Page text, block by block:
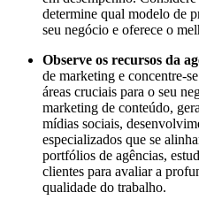
determine qual modelo de
seu negócio e oferece o
Observe os recursos da
de marketing e concentre-
áreas cruciais para o seu
marketing de conteúdo,
mídias sociais,
especializados que se
portfólios de agências,
clientes para avaliar a
qualidade do trabalho.